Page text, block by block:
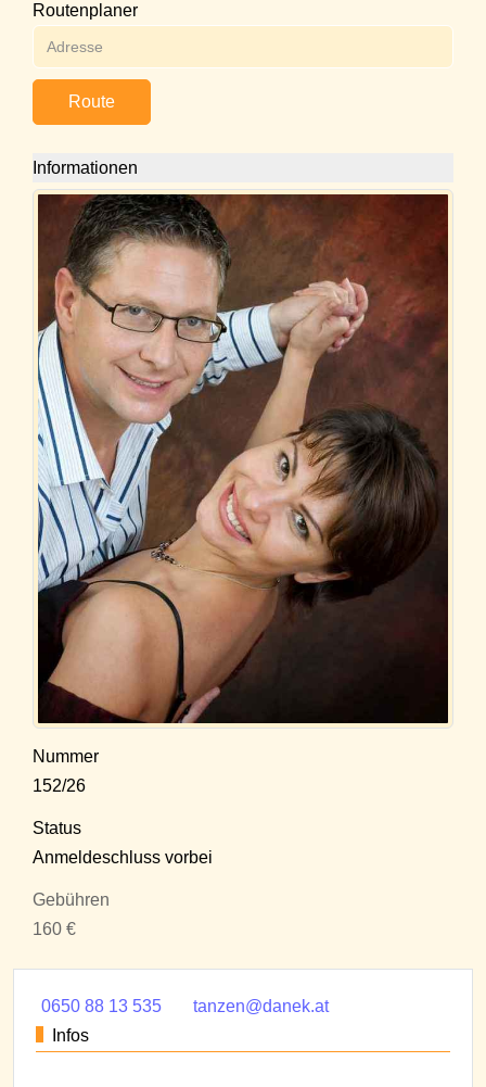
Routenplaner
Route
Informationen
Nummer
152/26
Status
Anmeldeschluss vorbei
Gebühren
160 €
0650 88 13 535
tanzen@danek.at
Infos